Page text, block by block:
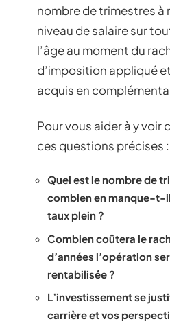
nombre de trimestres à
niveau de salaire sur
l’âge au moment du
d’imposition appliqué
acquis en
Pour vous aider à y voir
ces questions précises :
Quel est le nombre de
combien en manque-t-
taux plein ?
Combien coûtera le
d’années l’opération
rentabilisée ?
L’investissement se
carrière et vos